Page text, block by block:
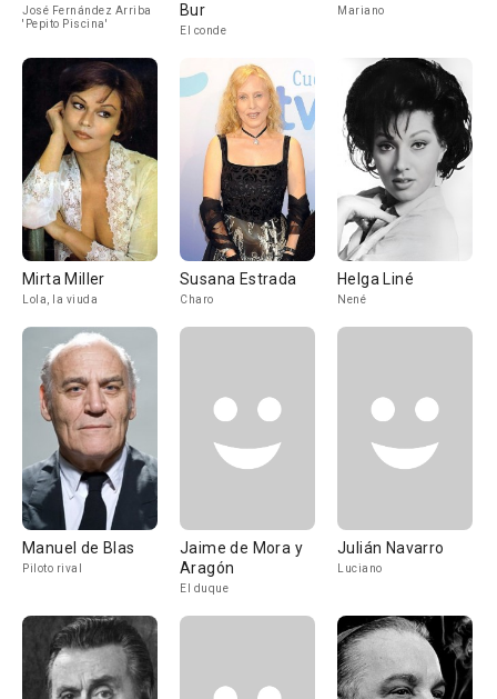
José Fernández Arriba
'Pepito Piscina'
Bur
El conde
Mariano
Mirta Miller
Lola, la viuda
Susana Estrada
Charo
Helga Liné
Nené
Manuel de Blas
Piloto rival
Jaime de Mora y
Aragón
El duque
Julián Navarro
Luciano